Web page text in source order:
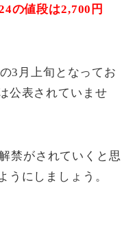
の値段は2,700円
3月上旬となってお
公表されていませ
禁がされていくと思
うにしましょう。